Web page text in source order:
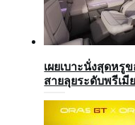
เผยเบาะนั่งสุดหรู
สายลุยระดับพรีเมี